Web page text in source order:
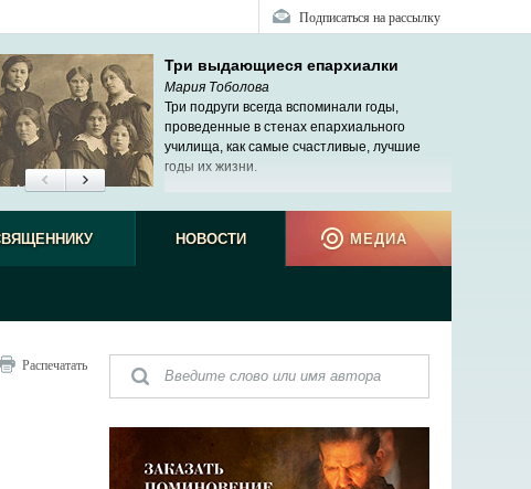
Подписаться на рассылку
Три выдающиеся епархиалки
Мария Тоболова
Три подруги всегда вспоминали годы,
проведенные в стенах епархиального
училища, как самые счастливые, лучшие
годы их жизни.
НОВОСТИ МЕДИА
Распечатать